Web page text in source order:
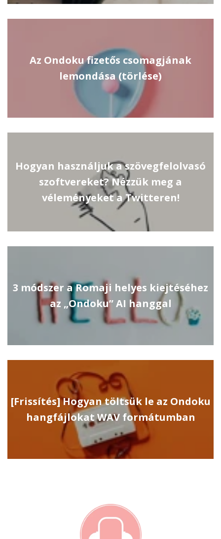
Az Ondoku fizetős csomagjának
lemondása (törlése)
Hogyan használjuk a szövegfelolvasó
szoftvereket? Nézzük meg a
véleményeket a Twitteren!
3 módszer a Romaji helyes kiejtéséhez
az „Ondoku” AI hanggal
[Frissítés] Hogyan töltsük le az Ondoku
hangfájlokat WAV formátumban